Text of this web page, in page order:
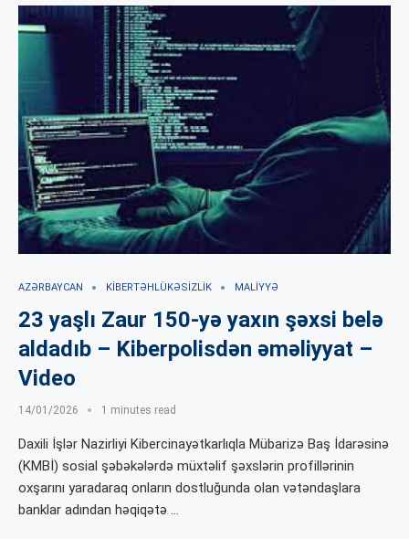
AZƏRBAYCAN KIBERTƏHLÜKƏSIZLIK MALIYYƏ
23 yaşlı Zaur 150-yə yaxın şəxsi belə
aldadıb – Kiberpolisdən əməliyyat –
Video
14/01/2026 1 minutes read
Daxili İşlər Nazirliyi Kibercinayətkarlıqla Mübarizə Baş İdarəsinə
(KMBİ) sosial şəbəkələrdə müxtəlif şəxslərin profillərinin
oxşarını yaradaraq onların dostluğunda olan vətəndaşlara
banklar adından həqiqətə …